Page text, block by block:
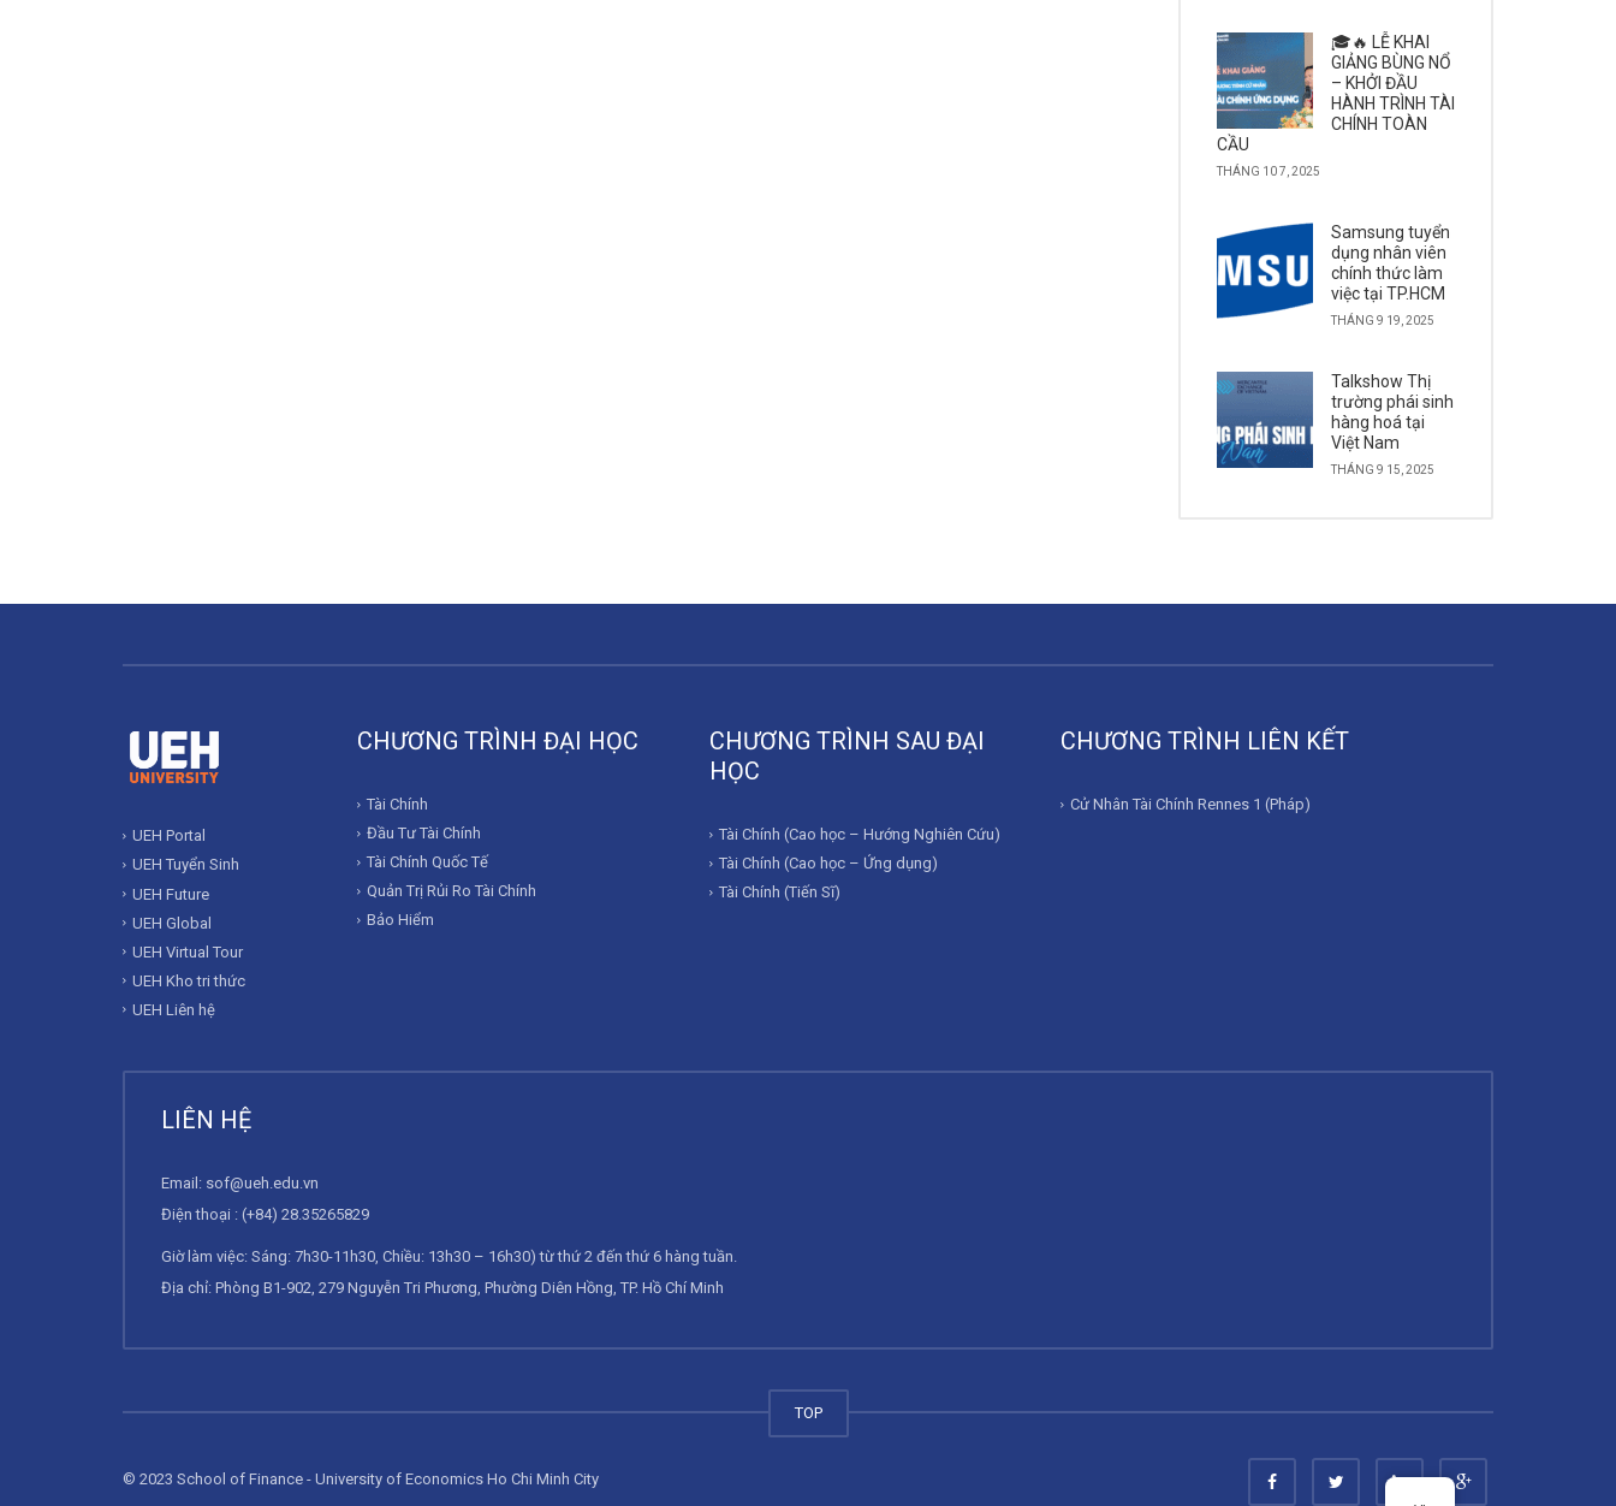
🎓🔥 LỄ KHAI
GIẢNG BÙNG NỔ
– KHỞI ĐẦU
HÀNH TRÌNH TÀI
CHÍNH TOÀN
CẦU
THÁNG 10 7, 2025
Samsung tuyển
dụng nhân viên
chính thức làm
việc tại TP.HCM
THÁNG 9 19, 2025
Talkshow Thị
trường phái sinh
hàng hoá tại
Việt Nam
THÁNG 9 15, 2025
UEH Portal
UEH Tuyển Sinh
UEH Future
UEH Global
UEH Virtual Tour
UEH Kho tri thức
UEH Liên hệ
CHƯƠNG TRÌNH ĐẠI HỌC
Tài Chính
Đầu Tư Tài Chính
Tài Chính Quốc Tế
Quản Trị Rủi Ro Tài Chính
Bảo Hiểm
CHƯƠNG TRÌNH SAU ĐẠI
HỌC
Tài Chính (Cao học – Hướng Nghiên Cứu)
Tài Chính (Cao học – Ứng dụng)
Tài Chính (Tiến Sĩ)
CHƯƠNG TRÌNH LIÊN KẾT
Cử Nhân Tài Chính Rennes 1 (Pháp)
LIÊN HỆ
Email: sof@ueh.edu.vn
Điện thoại : (+84) 28.35265829
Giờ làm việc: Sáng: 7h30-11h30, Chiều: 13h30 – 16h30) từ thứ 2 đến thứ 6 hàng tuần.
Địa chỉ: Phòng B1-902, 279 Nguyễn Tri Phương, Phường Diên Hồng, TP. Hồ Chí Minh
TOP
© 2023 School of Finance - University of Economics Ho Chi Minh City